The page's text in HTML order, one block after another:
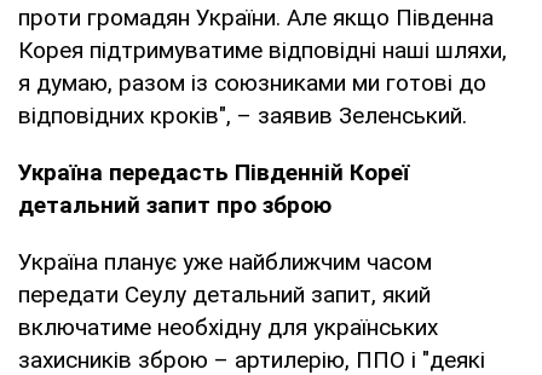
проти громадян України. Але якщо Південна
Корея підтримуватиме відповідні наші шляхи,
я думаю, разом із союзниками ми готові до
відповідних кроків", – заявив Зеленський.
Україна передасть Південній Кореї
детальний запит про зброю
Україна планує уже найближчим часом
передати Сеулу детальний запит, який
включатиме необхідну для українських
захисників зброю – артилерію, ППО і "деякі